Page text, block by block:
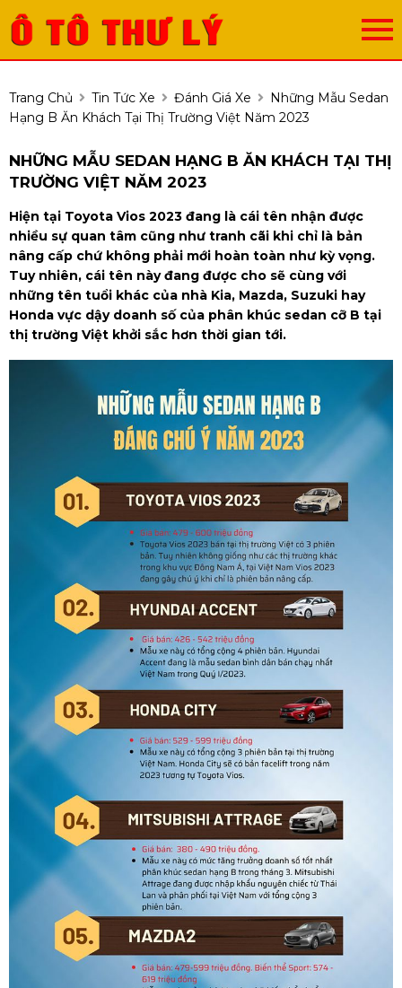
Trang Chủ Tin Tức Xe Đánh Giá Xe
Những Mẫu Sedan
Hạng B Ăn Khách Tại Thị Trường Việt Năm 2023
NHỮNG MẪU SEDAN HẠNG B ĂN KHÁCH TẠI THỊ
TRƯỜNG VIỆT NĂM 2023
Hiện tại Toyota Vios 2023 đang là cái tên nhận được
nhiều sự quan tâm cũng như tranh cãi khi chỉ là bản
nâng cấp chứ không phải mới hoàn toàn như kỳ vọng.
Tuy nhiên, cái tên này đang được cho sẽ cùng với
những tên tuổi khác của nhà Kia, Mazda, Suzuki hay
Honda vực dậy doanh số của phân khúc sedan cỡ B tại
thị trường Việt khởi sắc hơn thời gian tới.